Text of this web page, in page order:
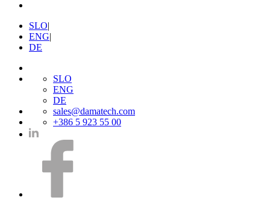
SLO|
ENG|
DE
SLO
ENG
DE
sales@damatech.com
+386 5 923 55 00